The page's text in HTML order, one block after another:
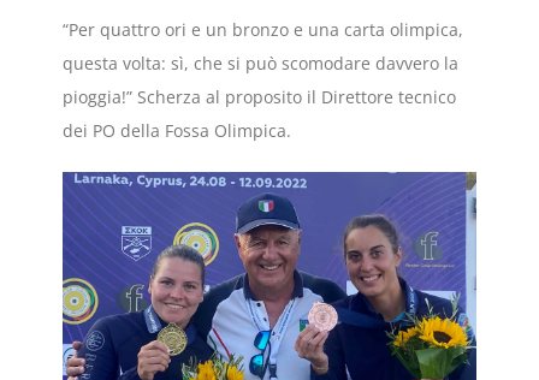
“Per quattro ori e un bronzo e una carta olimpica,
questa volta: sì, che si può scomodare davvero la
pioggia!” Scherza al proposito il Direttore tecnico
dei PO della Fossa Olimpica.